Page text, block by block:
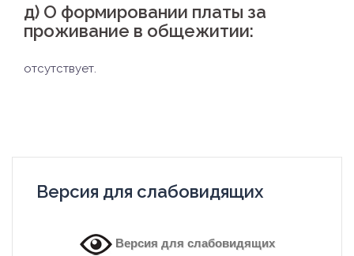
д) О формировании платы за
проживание в общежитии:
отсутствует.
Версия для слабовидящих
Версия для слабовидящих